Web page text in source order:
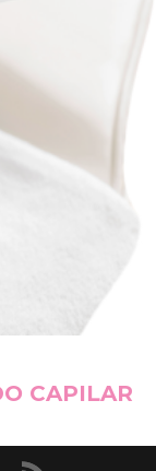
CAPILAR